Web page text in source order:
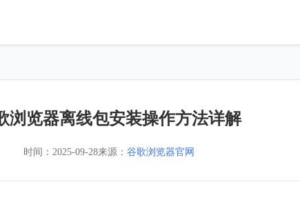
浏览器离线包安装操作方法详解
时间： 2025-09-28来源： 谷歌浏览器官网